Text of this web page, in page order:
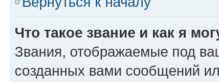
Что такое звание и как я
Звания, отображаемые под
созданных вами сообщений